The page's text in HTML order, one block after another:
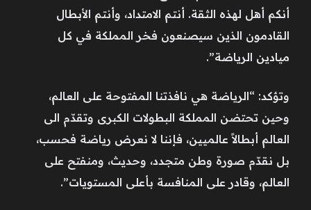
أنكم أهل لهذه الثقة. أنتم الامتداد، وأنتم الأبطال
القادمون الذين سيصنعون فخر المملكة في كل
ميادين الرياضة”.
وتؤكد: “‎الرياضة هي نافذتنا المفتوحة على العالم،
وحين تحتضن المملكة البطولات الكبرى وتقدّم الى
العالم أبطالاً عالميين، فإننا لا نعرض رياضة فحسب،
بل نقدّم صورة وطن متجدد، وحديث، ومنفتح على
العالم، وقادر على المنافسة بأعلى المستويات”.